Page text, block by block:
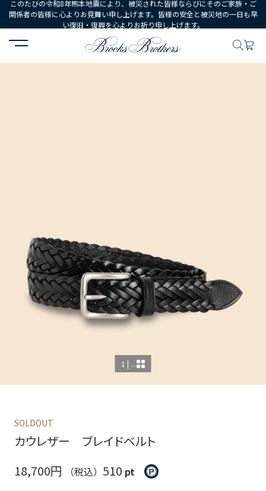
このたびの令和8年熊本地震により、被災された皆様ならびにそのご家族・ご
関係者の皆様に心よりお見舞い申し上げます。皆様の安全と被災地の一日も早
い復旧・復興を心よりお祈り申し上げます。
HOME シューズ・アクセサリー ベルト・サスペンダー カ
1 | ...
SOLDOUT
カウレザー ブレイドベルト
18,700円
（税込） 510 pt